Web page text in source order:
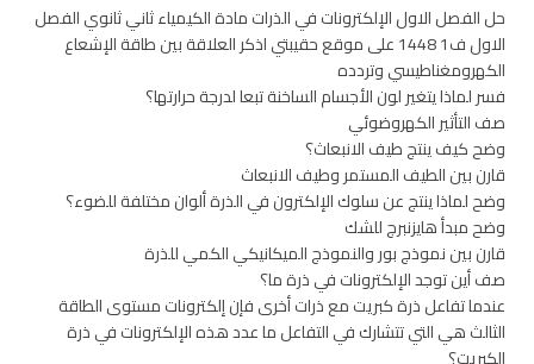
حل الفصل الاول الإلكترونات في الذرات مادة الكيمياء ثاني ثانوي الفصل
الاول ف1 1448 على موقع حقيبتي اذكر العلاقة بين طاقة الإشعاع
الكهرومغناطيسي وتردده
فسر لماذا يتغير لون الأجسام الساخنة تبعا لدرجة حرارتها؟
صف التأثير الكهروضوئي
وضح كيف ينتج طيف الانبعاث؟
قارن بين الطيف المستمر وطيف الانبعاث
وضح لماذا ينتج عن سلوك الإلكترون في الذرة ألوان مختلفة للضوء؟
وضح مبدأ هايزنبرج للشك
قارن بين نموذج بور والنموذج الميكانيكي الكمي للذرة
صف أين توجد الإلكترونات في ذرة ما؟
عندما تفاعل ذرة كبريت مع ذرات أخرى فإن إلكترونات مستوى الطاقة
الثالث هي التي تتشارك في التفاعل ما عدد هذه الإلكترونات في ذرة
الكبريت؟